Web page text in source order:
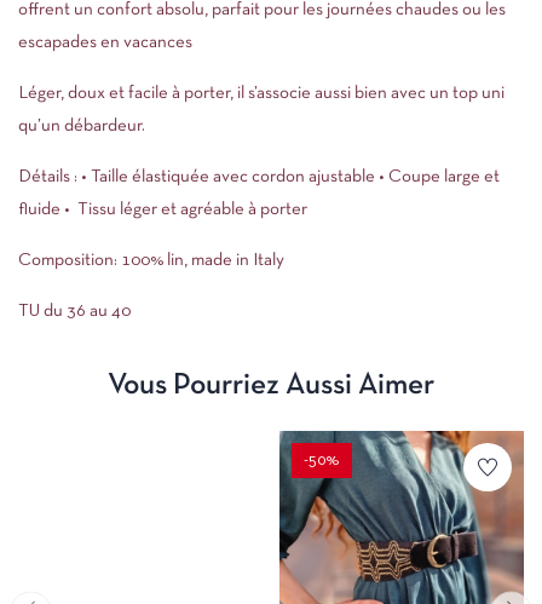
offrent un confort absolu, parfait pour les journées chaudes ou les
escapades en vacances
Léger, doux et facile à porter, il s’associe aussi bien avec un top uni
qu’un débardeur.
Détails : • Taille élastiquée avec cordon ajustable • Coupe large et
fluide • Tissu léger et agréable à porter
Composition: 100% lin, made in Italy
TU du 36 au 40
Vous Pourriez Aussi Aimer
-50%